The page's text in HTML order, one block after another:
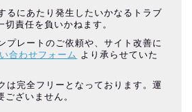
るにあたり発生したいかなるトラブ
切責任を負いかねます。
プレートのご依頼や、サイト改善に
合わせフォーム より承らせていた
は完全フリーとなっております。運
ざいません。